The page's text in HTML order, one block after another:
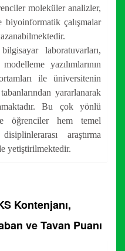
moleküler analizler,
çalışmalar
laboratuvarları,
yazılımlarının
ile üniversitenin
yararlanarak
Bu çok yönlü
öğrenciler hem temel
araştırma
yetiştirilmektedir.
Kontenjanı,
ve Tavan Puanı